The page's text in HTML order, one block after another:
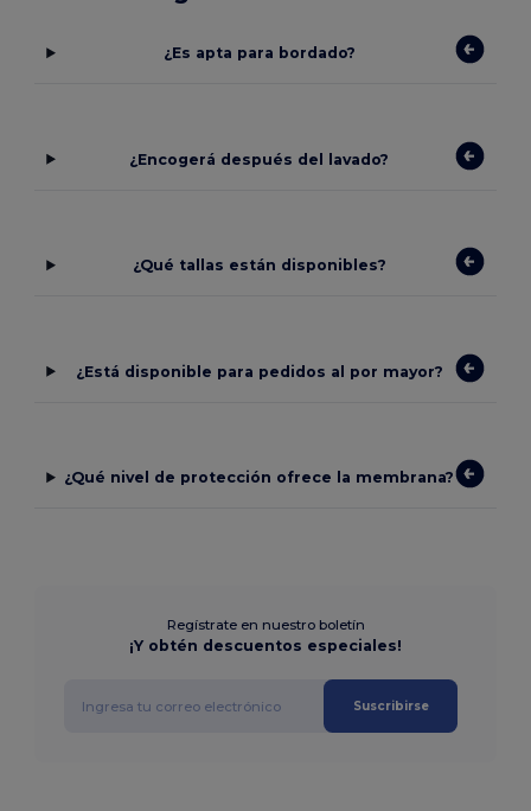
¿Es apta para bordado?
¿Encogerá después del lavado?
¿Qué tallas están disponibles?
¿Está disponible para pedidos al por mayor?
¿Qué nivel de protección ofrece la membrana?
Regístrate en nuestro boletín
¡Y obtén descuentos especiales!
Suscribirse